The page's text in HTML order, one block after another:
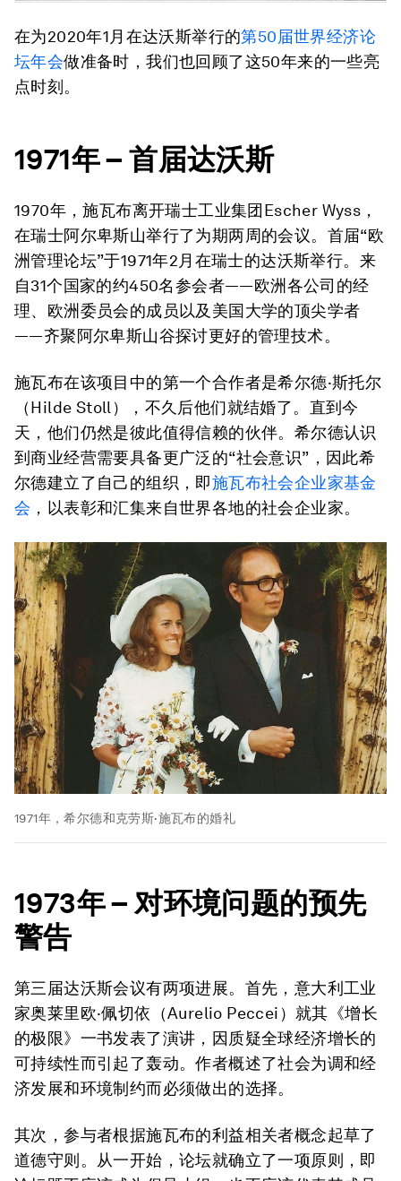
在为2020年1月在达沃斯举行的第50届世界经济论
坛年会做准备时，我们也回顾了这50年来的一些亮
点时刻。
1971年–首届达沃斯
1970年，施瓦布离开瑞士工业集团Escher Wyss，
在瑞士阿尔卑斯山举行了为期两周的会议。首届“欧
洲管理论坛”于1971年2月在瑞士的达沃斯举行。来
自31个国家的约450名参会者——欧洲各公司的经
理、欧洲委员会的成员以及美国大学的顶尖学者
——齐聚阿尔卑斯山谷探讨更好的管理技术。
施瓦布在该项目中的第一个合作者是希尔德·斯托尔
（Hilde Stoll），不久后他们就结婚了。直到今
天，他们仍然是彼此值得信赖的伙伴。希尔德认识
到商业经营需要具备更广泛的“社会意识”，因此希
尔德建立了自己的组织，即施瓦布社会企业家基金
会 ，以表彰和汇集来自世界各地的社会企业家。
1971年，希尔德和克劳斯·施瓦布的婚礼
1973年–对环境问题的预先
警告
第三届达沃斯会议有两项进展。首先，意大利工业
家奥莱里欧·佩切依（Aurelio Peccei）就其《增长
的极限》一书发表了演讲，因质疑全球经济增长的
可持续性而引起了轰动。作者概述了社会为调和经
济发展和环境制约而必须做出的选择。
其次，参与者根据施瓦布的利益相关者概念起草了
道德守则。从一开始，论坛就确立了一项原则，即